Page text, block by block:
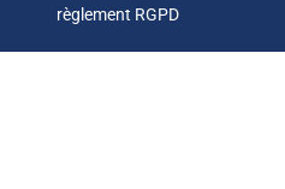
règlement RGPD